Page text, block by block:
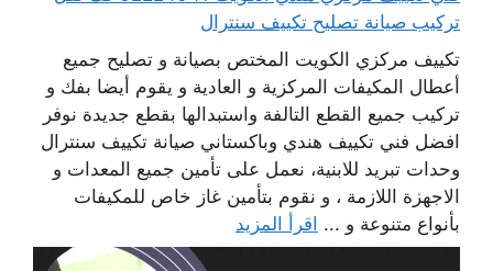
تركيب صيانة تصليح تكييف سنترال
تكييف مركزي الكويت المختص بصيانة و تصليح جميع
أعطال المكيفات المركزية و العادية و يقوم أيضا بفك و
تركيب جميع القطع التالفة واستبدالها بقطع جديدة نوفر
افضل فني تكييف هندي وباكستاني صيانة تكييف سنترال
وحدات تبريد للابنية، نعمل على تأمين جميع المعدات و
الاجهزة اللازمة ، و نقوم بتأمين غاز خاص للمكيفات
بأنواع متنوعة و ... اقرأ المزيد